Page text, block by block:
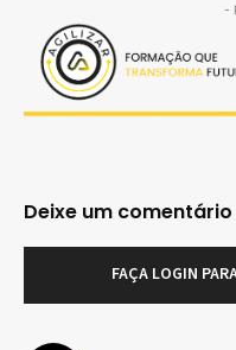
-
Deixe um comentário
FAÇA LOGIN